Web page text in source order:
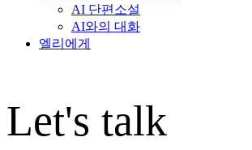
AI 단편소설
AI와의 대화
엘리에게
Let's talk